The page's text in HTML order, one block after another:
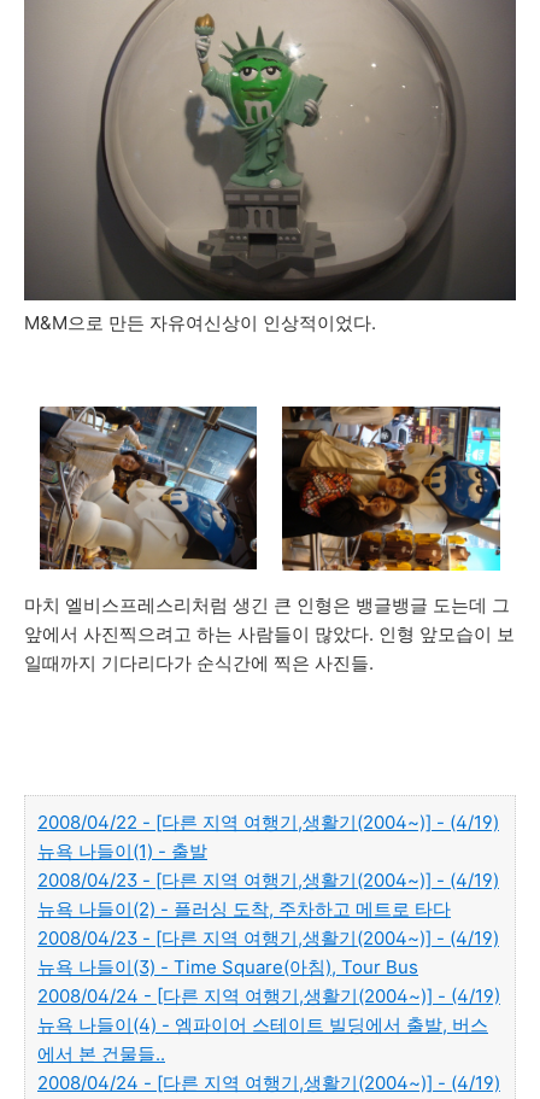
M&M으로 만든 자유여신상이 인상적이었다.
마치 엘비스프레스리처럼 생긴 큰 인형은 뱅글뱅글 도는데 그
앞에서 사진찍으려고 하는 사람들이 많았다. 인형 앞모습이 보
일때까지 기다리다가 순식간에 찍은 사진들.
2008/04/22 - [다른 지역 여행기,생활기(2004~)] - (4/19)
뉴욕 나들이(1) - 출발
2008/04/23 - [다른 지역 여행기,생활기(2004~)] - (4/19)
뉴욕 나들이(2) - 플러싱 도착, 주차하고 메트로 타다
2008/04/23 - [다른 지역 여행기,생활기(2004~)] - (4/19)
뉴욕 나들이(3) - Time Square(아침), Tour Bus
2008/04/24 - [다른 지역 여행기,생활기(2004~)] - (4/19)
뉴욕 나들이(4) - 엠파이어 스테이트 빌딩에서 출발, 버스
에서 본 건물들..
2008/04/24 - [다른 지역 여행기,생활기(2004~)] - (4/19)